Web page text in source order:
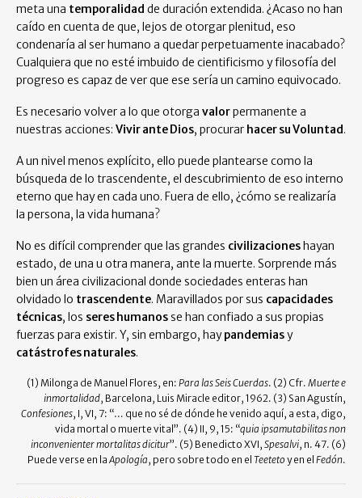
meta una temporalidad de duración extendida. ¿Acaso no han
caído en cuenta de que, lejos de otorgar plenitud, eso
condenaría al ser humano a quedar perpetuamente inacabado?
Cualquiera que no esté imbuido de cientificismo y filosofía del
progreso es capaz de ver que ese sería un camino equivocado.
Es necesario volver a lo que otorga valorpermanente a
nuestras acciones: Vivir ante Dios, procurar hacer su Voluntad.
A un nivel menos explícito, ello puede plantearse como la
búsqueda de lo trascendente, el descubrimiento de eso interno
eterno que hay en cada uno. Fuera de ello, ¿cómo se realizaría
la persona, la vida humana?
No es difícil comprender que las grandes civilizacioneshayan
estado, de una u otra manera, ante la muerte. Sorprende más
bien un área civilizacional donde sociedades enteras han
olvidado lo trascendente. Maravillados por sus capacidades
técnicas, los seres humanos se han confiado a sus propias
fuerzas para existir. Y, sin embargo, haypandemiasy
catástrofes naturales.
(1) Milonga de Manuel Flores, en: Para las Seis Cuerdas. (2) Cfr. Muerte e
inmortalidad, Barcelona, Luis Miracle editor, 1962. (3) San Agustín,
Confesiones, I, VI, 7: “… que no sé de dónde he venido aquí, a esta, digo,
vida mortal o muerte vital”. (4) II, 9, 15: “quia ipsamutabilitas non
inconvenienter mortalitas dicitur”. (5) Benedicto XVI, Spesalvi, n. 47. (6)
Puede verse en la Apología, pero sobre todo en el Teeteto y en el Fedón.